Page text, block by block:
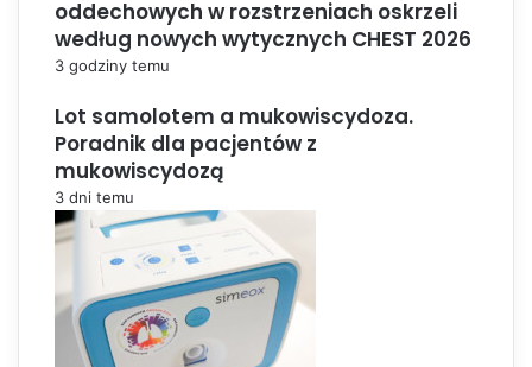
oddechowych w rozstrzeniach oskrzeli
według nowych wytycznych CHEST 2026
3 godziny temu
Lot samolotem a mukowiscydoza.
Poradnik dla pacjentów z
mukowiscydozą
3 dni temu